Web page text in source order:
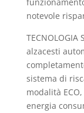
notevole
alzacesti
sistema di
modalità
energia